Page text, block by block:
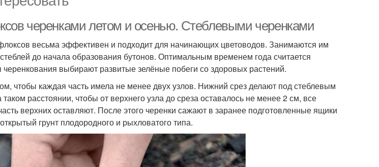
черенками летом и осенью. Стеблевыми черенками
весьма эффективен и подходит для начинающих цветоводов. Занимаются им
до начала образования бутонов. Оптимальным временем года считается
выбирают развитые зелёные побеги со здоровых растений.
чтобы каждая часть имела не менее двух узлов. Нижний срез делают под стеблевым
расстоянии, чтобы от верхнего узла до среза оставалось не менее 2 см, все
верхних оставляют. После этого черенки сажают в заранее подготовленные ящики
грунт плодородного и рыхловатого типа.